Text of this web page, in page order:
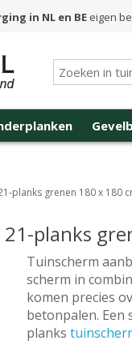
in NL en BE eigen
planks grenen 180 x 180
planks
Tuinscherm
scherm in
komen precies
betonpalen. Een
planks